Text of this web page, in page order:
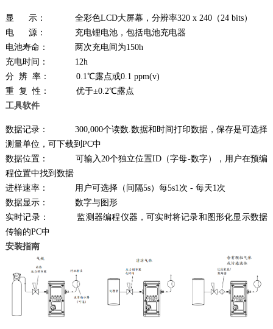
显 示： 全彩色LCD大屏幕，分辨率320 x 240（24 bits）
电 源： 充电锂电池，包括电池充电器
电池寿命： 两次充电间为150h
充电时间： 12h
分 辨 率： 0.1℃露点或0.1 ppm(v)
重 复 性： 优于±0.2℃露点
工具软件
数据记录： 300,000个读数.数据和时间打印数据，保存是可选择
测量单位，可下载到PC中
数据位置： 可输入20个独立位置ID（字母-数字），用户在预编
程位置中找到数据
进样速率： 用户可选择（间隔5s）每5s1次 - 每天1次
数据显示： 数字与图形
实时记录： 监测器编程仪器，可实时将记录和图形化显示数据
传输的PC中
安装指南